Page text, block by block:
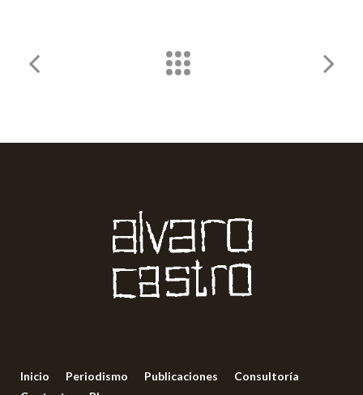
Inicio Periodismo Publicaciones
Consultoría